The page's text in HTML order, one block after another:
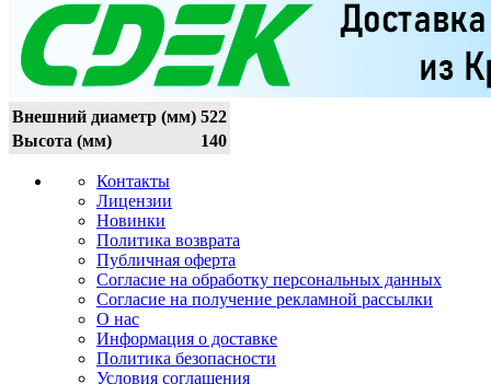
Внешний диаметр (мм) 522
Высота (мм)
140
Контакты
Лицензии
Новинки
Политика возврата
Публичная оферта
Согласие на обработку персональных данных
Согласие на получение рекламной рассылки
О нас
Информация о доставке
Политика безопасности
Условия соглашения